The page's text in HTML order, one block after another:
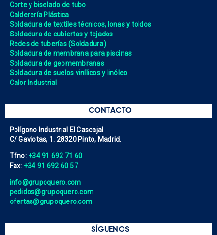
Corte y biselado de tubo
Calderería Plástica
Soldadura de textiles técnicos, lonas y toldos
Soldadura de cubiertas y tejados
Redes de tuberías (Soldadura)
Soldadura de membrana para piscinas
Soldadura de geomembranas
Soldadura de suelos vinílicos y linóleo
Calor Industrial
CONTACTO
Polígono Industrial El Cascajal
C/ Gaviotas, 1. 28320 Pinto, Madrid.
Tfno: +34 91 692 71 60
Fax: +34 91 692 60 57
info@grupoquero.com
pedidos@grupoquero.com
ofertas@grupoquero.com
SÍGUENOS